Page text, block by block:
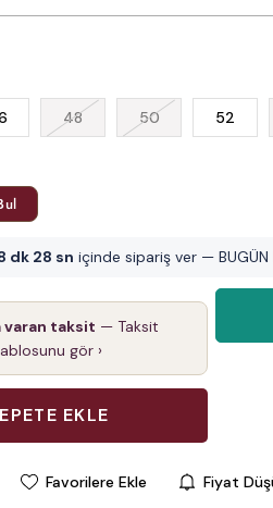
48 50 52
dk 27 sn içinde sipariş ver —
varan taksit — Taksit
gör ›
Favorilere Ekle Fiyat